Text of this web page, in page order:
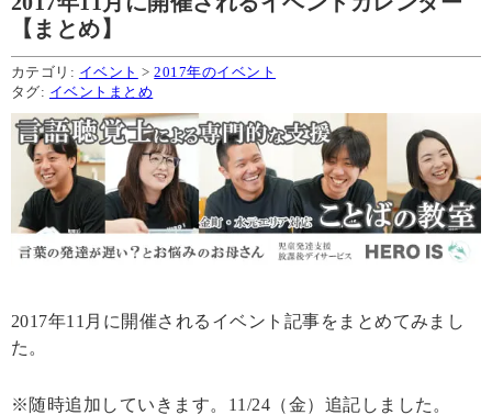
【まとめ】
カテゴリ: イベント >2017年のイベント
タグ: イベントまとめ
2017年11月に開催されるイベント記事をまとめてみまし
た。
※随時追加していきます。11/24（金）追記しました。